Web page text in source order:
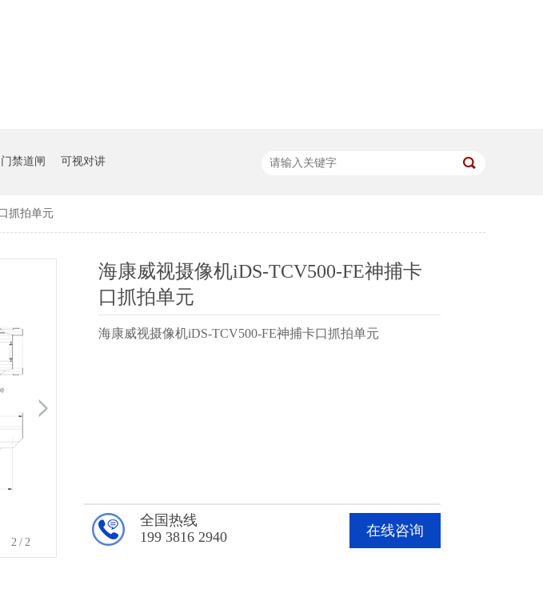
门禁道闸 可视对讲
抓拍单元
2 /2
海康威视摄像机iDS-TCV500-FE神捕卡
口抓拍单元
海康威视摄像机iDS-TCV500-FE神捕卡口抓拍单元
在线咨询
全国热线
199 3816 2940